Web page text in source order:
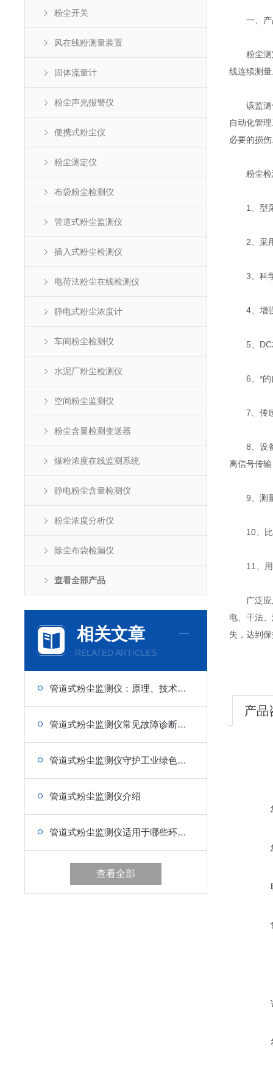
粉尘开关
风在线粉测量装置
固体流量计
粉尘声光报警仪
便携式粉尘仪
粉尘测定仪
布袋粉尘检测仪
管道式粉尘监测仪
插入式粉尘检测仪
电荷法粉尘在线检测仪
静电式粉尘浓度计
车间粉尘检测仪
水泥厂粉尘检测仪
空间粉尘监测仪
粉尘含量检测变送器
煤粉浓度在线监测系统
静电粉尘含量检测仪
粉尘浓度分析仪
除尘布袋检漏仪
查看全部产品
相关文章
RELATED ARTICLES
管道式粉尘监测仪：原理、技术特点与应用解析
管道式粉尘监测仪常见故障诊断与快速维修技巧分享
管道式粉尘监测仪守护工业绿色生产
管道式粉尘监测仪介绍
管道式粉尘监测仪适用于哪些环境监测
查看全部
一、产
粉尘测定
线连续测
该监测仪
自动化管
必要的损
粉尘检
1、型采
2、采用
3、科学
4、增强
5、
6、*的自
7、传感
8、设备
离信号传
9、测量
10、比传
11、用户
广泛应用
电、干法
失，达到
产品